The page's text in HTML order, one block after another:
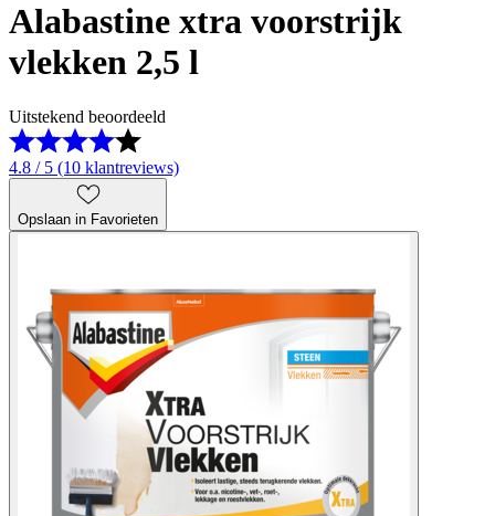
Alabastine xtra voorstrijk
vlekken 2,5 l
Uitstekend beoordeeld
4.8 / 5 (10 klantreviews)
Opslaan in Favorieten